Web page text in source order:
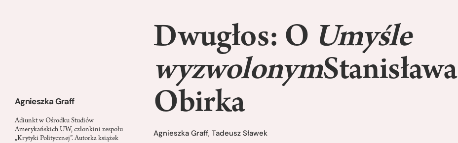
Agnieszka Graff
Adiunkt w Ośrodku Studiów
Amerykańskich UW, członkini zespołu
„Krytyki Politycznej”. Autorka książek
Dwugłos: O Umyśle
wyzwolonymStanisława
Obirka
Agnieszka Graff,Tadeusz Sławek